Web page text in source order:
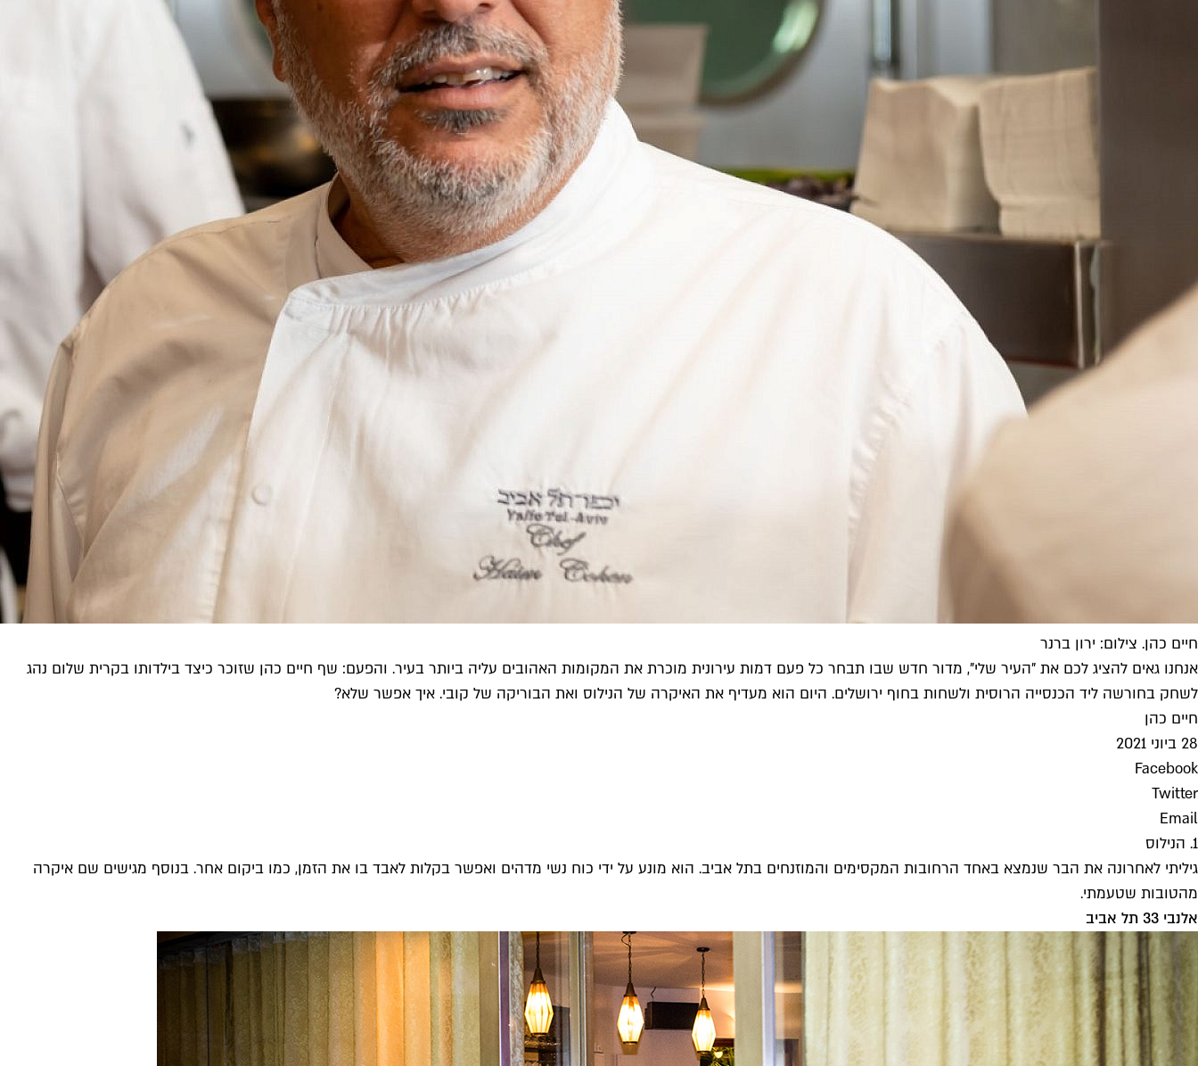
חיים כהן. צילום: ירון ברנר
אנחנו גאים להציג לכם את "העיר שלי", מדור חדש שבו תבחר כל פעם דמות עירונית מוכרת את המקומות האהובים עליה ביותר בעיר. והפעם: שף חיים כהן שזוכר כיצד בילדותו בקרית שלום נהג
לשחק בחורשה ליד הכנסייה הרוסית ולשחות בחוף ירושלים. היום הוא מעדיף את האיקרה של הנילוס ואת הבוריקה של קובי. איך אפשר שלא?
חיים כהן
28 ביוני 2021
Facebook
Twitter
Email
1. הנילוס
גיליתי לאחרונה את הבר שנמצא באחד הרחובות המקסימים והמוזנחים בתל אביב. הוא מונע על ידי כוח נשי מדהים ואפשר בקלות לאבד בו את הזמן, כמו ביקום אחר. בנוסף מגישים שם איקרה
מהטובות שטעמתי.
אלנבי 33 תל אביב